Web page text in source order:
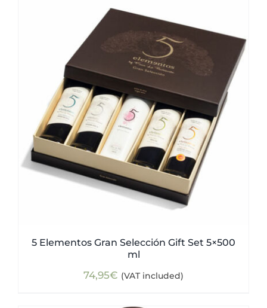
5 Elementos Gran Selección Gift Set 5×500
ml
74,95€ (VAT included)